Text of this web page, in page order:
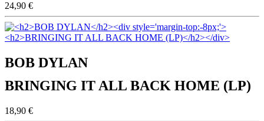
24,90 €
BOB DYLAN
BRINGING IT ALL BACK HOME (LP)
18,90 €